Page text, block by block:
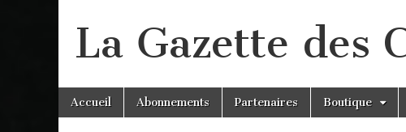
La Gazette des
Main
menu
Skip
Accueil Abonnements Partenaires Boutique